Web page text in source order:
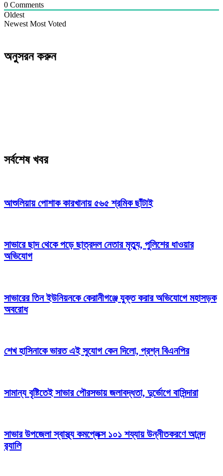
0 Comments
Oldest
Newest Most Voted
অনুসরন করুন
সর্বশেষ খবর
আশুলিয়ায় পোশাক কারখানায় ৫৬৫ শ্রমিক ছাঁটাই
সাভারে ছাদ থেকে পড়ে ছাত্রদল নেতার মৃত্যু, পুলিশের ধাওয়ার
অভিযোগ
সাভারের তিন ইউনিয়নকে কেরানীগঞ্জে যুক্ত করার অভিযোগে মহাসড়ক
অবরোধ
শেখ হাসিনাকে ভারত এই সুযোগ কেন দিলো, প্রশ্ন বিএনপির
সামান্য বৃষ্টিতেই সাভার পৌরসভায় জলাবদ্ধতা, দুর্ভোগে বাসিন্দারা
সাভার উপজেলা স্বাস্থ্য কমপ্লেক্স ১০১ শয্যায় উন্নীতকরণে আনন্দ
র‍্যালি